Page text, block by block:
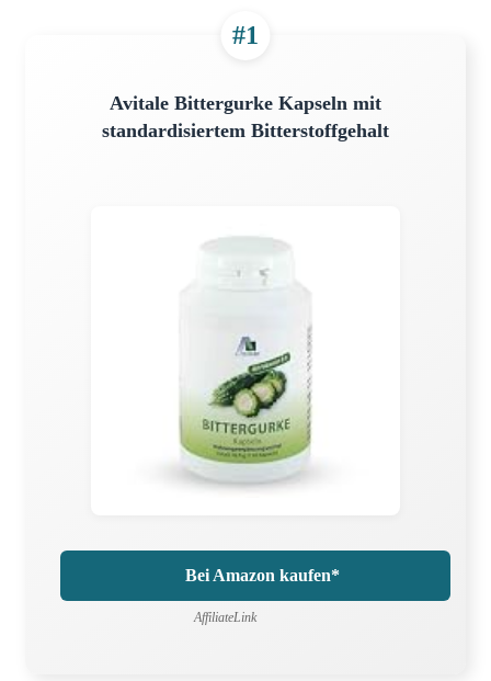
#1
Avitale Bittergurke Kapseln mit
standardisiertem Bitterstoffgehalt
Bei Amazon kaufen*
AffiliateLink